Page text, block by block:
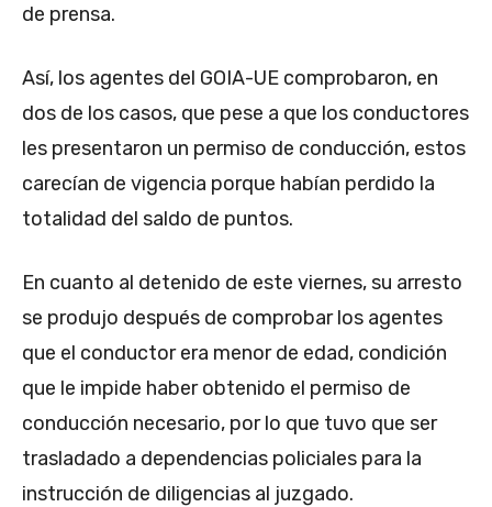
de prensa.
Así, los agentes del GOIA-UE comprobaron, en
dos de los casos, que pese a que los conductores
les presentaron un permiso de conducción, estos
carecían de vigencia porque habían perdido la
totalidad del saldo de puntos.
En cuanto al detenido de este viernes, su arresto
se produjo después de comprobar los agentes
que el conductor era menor de edad, condición
que le impide haber obtenido el permiso de
conducción necesario, por lo que tuvo que ser
trasladado a dependencias policiales para la
instrucción de diligencias al juzgado.